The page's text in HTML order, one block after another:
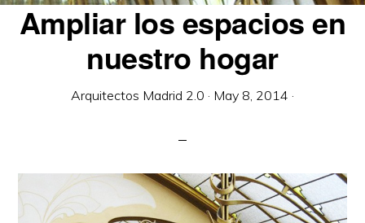
Arquitectos
Ampliar los espacios en
nuestro hogar
Arquitectos Madrid 2.0 · May 8, 2014 ·